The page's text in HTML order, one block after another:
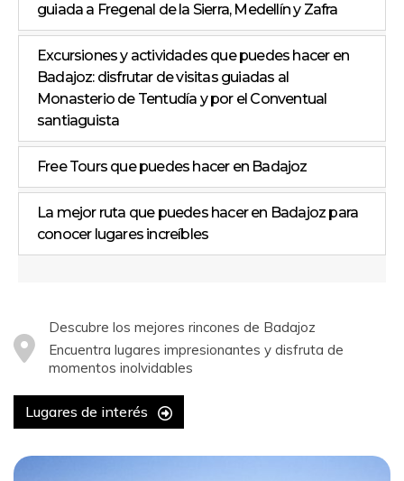
guiada a Fregenal de la Sierra, Medellín y Zafra
Excursiones y actividades que puedes hacer en
Badajoz: disfrutar de visitas guiadas al
Monasterio de Tentudía y por el Conventual
santiaguista
Free Tours que puedes hacer en Badajoz
La mejor ruta que puedes hacer en Badajoz para
conocer lugares increíbles
Descubre los mejores rincones de Badajoz
Encuentra lugares impresionantes y disfruta de
momentos inolvidables
Lugares de interés